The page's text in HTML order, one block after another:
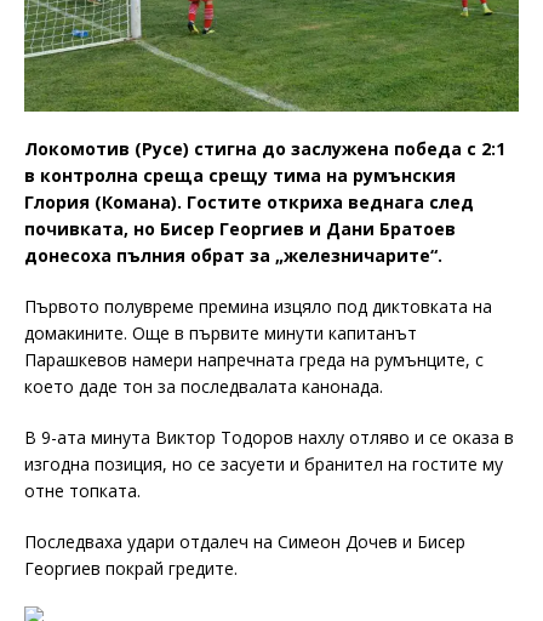
Локомотив (Русе) стигна до заслужена победа с 2:1
в контролна среща срещу тима на румънския
Глория (Комана). Гостите откриха веднага след
почивката, но Бисер Георгиев и Дани Братоев
донесоха пълния обрат за „железничарите“.
Първото полувреме премина изцяло под диктовката на
домакините. Още в първите минути капитанът
Парашкевов намери напречната греда на румънците, с
което даде тон за последвалата канонада.
В 9-ата минута Виктор Тодоров нахлу отляво и се оказа в
изгодна позиция, но се засуети и бранител на гостите му
отне топката.
Последваха удари отдалеч на Симеон Дочев и Бисер
Георгиев покрай гредите.